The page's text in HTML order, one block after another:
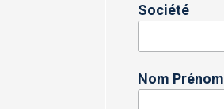
Société
Nom Prénom